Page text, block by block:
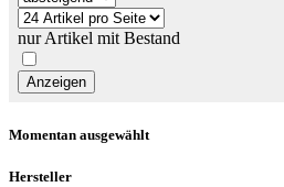
nur Artikel mit Bestand
Momentan ausgewählt
Hersteller